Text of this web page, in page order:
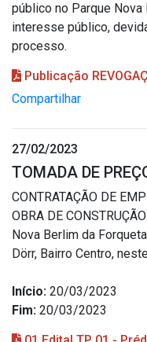
público no Parque
interesse público,
processo.
Publicação
Compartilhar
27/02/2023
TOMADA DE
CONTRATAÇÃO DE
OBRA DE
Nova Berlim da
Dörr, Bairro Centro,
Início: 20/03/2023
Fim: 20/03/2023